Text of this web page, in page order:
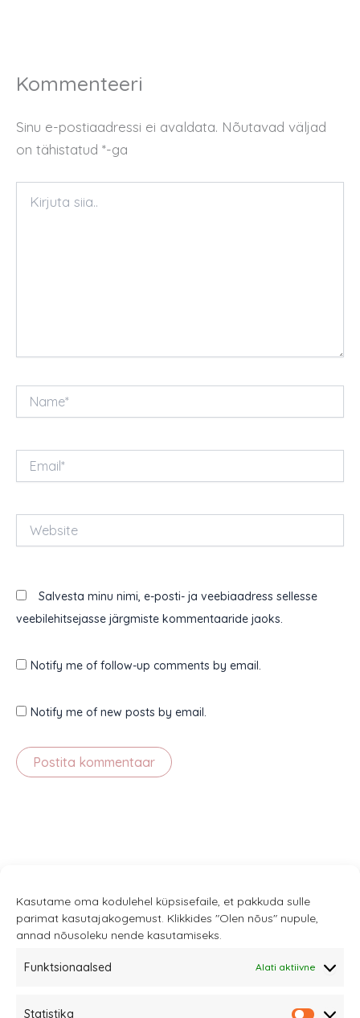
Kasutame oma kodulehel küpsisefaile, et pakkuda sulle
parimat kasutajakogemust. Klikkides "Olen nõus" nupule,
annad nõusoleku nende kasutamiseks.
Funktsionaalsed Alati aktiivne
Statistika
Kommenteeri
Sinu e-postiaadressi ei avaldata. Nõutavad väljad
on tähistatud *-ga
siia..
Salvesta minu nimi, e-posti- ja veebiaadress sellesse
veebilehitsejasse järgmiste kommentaaride jaoks.
Notify me of follow-up comments by email.
Notify me of new posts by email.